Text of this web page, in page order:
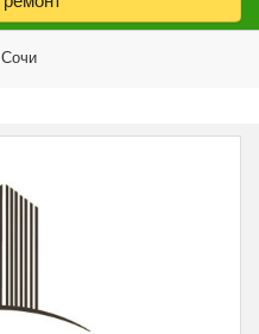
Сочи